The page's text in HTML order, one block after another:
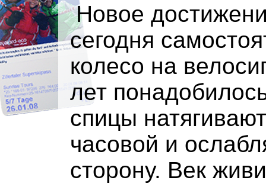
Новое
сегодня
колесо на
лет
спицы
часовой и
сторону. Век